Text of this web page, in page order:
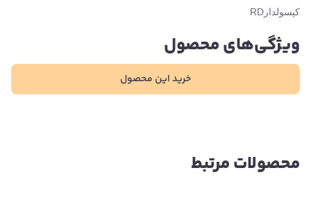
کپسولدارRD
ویژگی‌های محصول
خرید این محصول
محصولات مرتبط